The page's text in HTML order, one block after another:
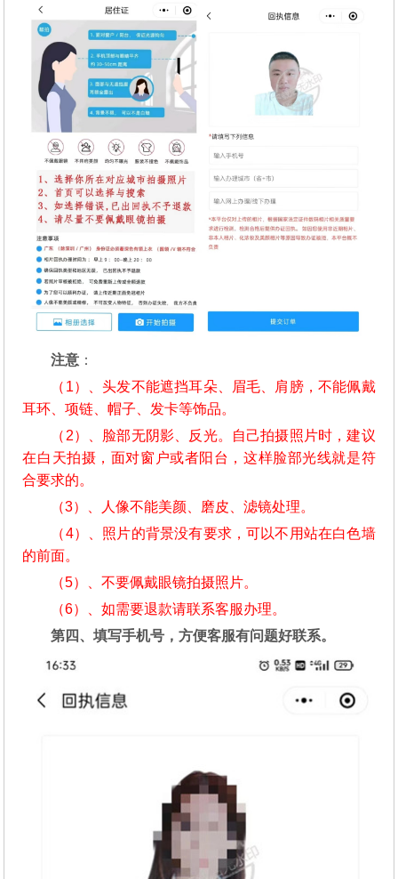
注意 ：
（1）、头发不能遮挡耳朵、眉毛、肩膀，不能佩戴
耳环、项链、帽子、发卡等饰品。
（2）、脸部无阴影、反光。自己拍摄照片时，建议
在白天拍摄，面对窗户或者阳台，这样脸部光线就是符
合要求的。
（3）、人像不能美颜、磨皮、滤镜处理。
（4）、照片的背景没有要求，可以不用站在白色墙
的前面。
（5）、不要佩戴眼镜拍摄照片。
（6）、如需要退款请联系客服办理。
第四、填写手机号，方便客服有问题好联系。